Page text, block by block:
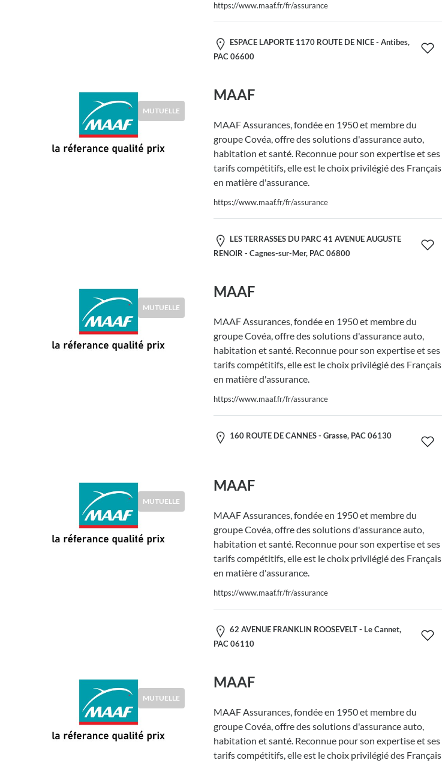
https://www.maaf.fr/fr/assurance
ESPACE LAPORTE 1170 ROUTE DE NICE - Antibes,
PAC 06600
MUTUELLE
MAAF
MAAF Assurances, fondée en 1950 et membre du
groupe Covéa, offre des solutions d'assurance auto,
habitation et santé. Reconnue pour son expertise et ses
tarifs compétitifs, elle est le choix privilégié des Français
en matière d'assurance.
https://www.maaf.fr/fr/assurance
LES TERRASSES DU PARC 41 AVENUE AUGUSTE
RENOIR - Cagnes-sur-Mer, PAC 06800
MUTUELLE
MAAF
MAAF Assurances, fondée en 1950 et membre du
groupe Covéa, offre des solutions d'assurance auto,
habitation et santé. Reconnue pour son expertise et ses
tarifs compétitifs, elle est le choix privilégié des Français
en matière d'assurance.
https://www.maaf.fr/fr/assurance
160 ROUTE DE CANNES - Grasse, PAC 06130
MUTUELLE
MAAF
MAAF Assurances, fondée en 1950 et membre du
groupe Covéa, offre des solutions d'assurance auto,
habitation et santé. Reconnue pour son expertise et ses
tarifs compétitifs, elle est le choix privilégié des Français
en matière d'assurance.
https://www.maaf.fr/fr/assurance
62 AVENUE FRANKLIN ROOSEVELT - Le Cannet,
PAC 06110
MUTUELLE
MAAF
MAAF Assurances, fondée en 1950 et membre du
groupe Covéa, offre des solutions d'assurance auto,
habitation et santé. Reconnue pour son expertise et ses
tarifs compétitifs, elle est le choix privilégié des Français